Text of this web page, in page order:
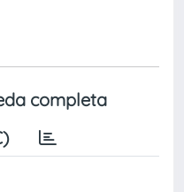
completa